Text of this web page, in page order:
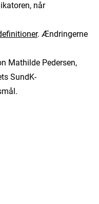
når
. Ændringerne
Mathilde Pedersen,
SundK-